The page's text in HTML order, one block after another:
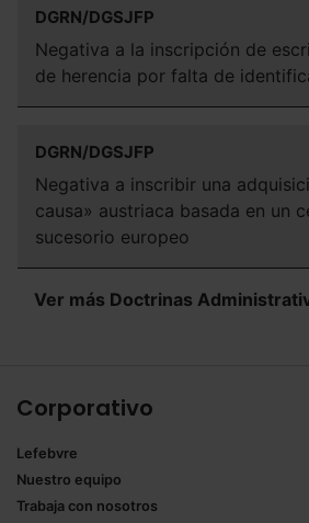
DGRN/DGSJFP
Negativa a la inscripción de
de herencia por falta de
DGRN/DGSJFP
Negativa a inscribir una
causa» austriaca basada en un
sucesorio europeo
Ver más Doctrinas
Corporativo
Lefebvre
Nuestro equipo
Trabaja con nosotros